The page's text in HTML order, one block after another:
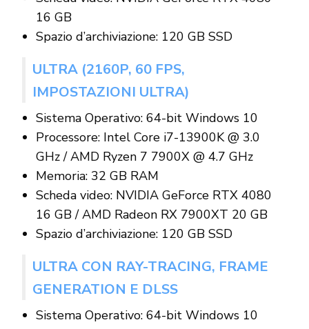
16 GB
Spazio d’archiviazione: 120 GB SSD
ULTRA (2160P, 60 FPS,
IMPOSTAZIONI ULTRA)
Sistema Operativo: 64-bit Windows 10
Processore: Intel Core i7-13900K @ 3.0
GHz / AMD Ryzen 7 7900X @ 4.7 GHz
Memoria: 32 GB RAM
Scheda video: NVIDIA GeForce RTX 4080
16 GB / AMD Radeon RX 7900XT 20 GB
Spazio d’archiviazione: 120 GB SSD
ULTRA CON RAY-TRACING, FRAME
GENERATION E DLSS
Sistema Operativo: 64-bit Windows 10